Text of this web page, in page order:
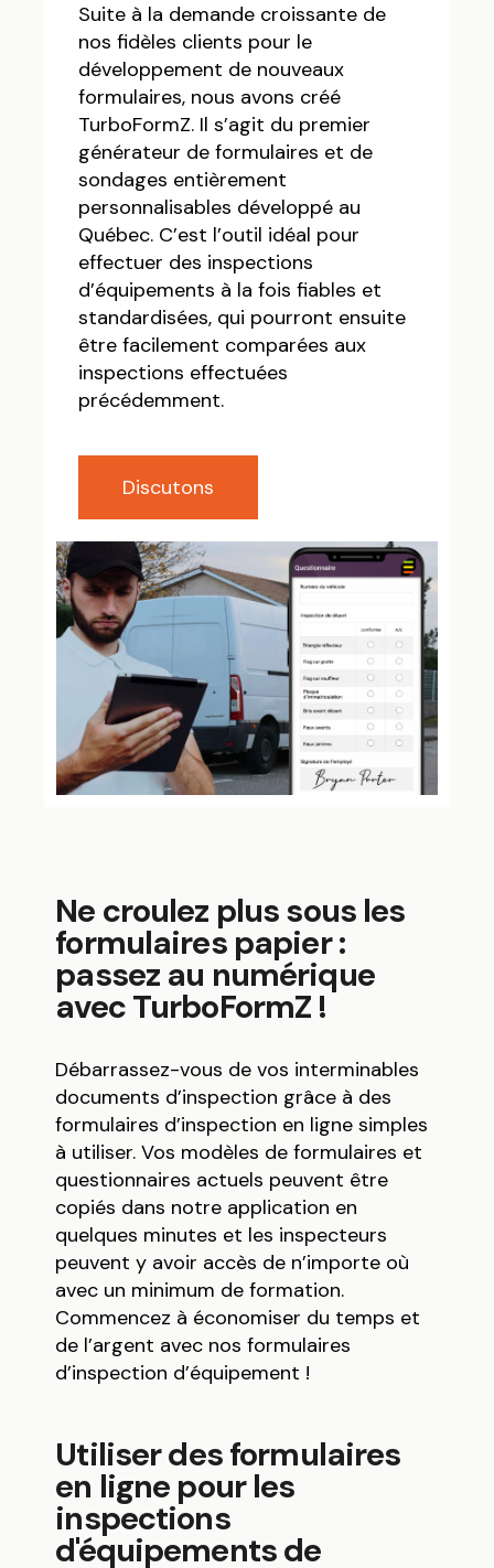
Suite à la demande croissante de
nos fidèles clients pour le
développement de nouveaux
formulaires, nous avons créé
TurboFormZ. Il s’agit du premier
générateur de formulaires et de
sondages entièrement
personnalisables développé au
Québec. C’est l’outil idéal pour
effectuer des inspections
d’équipements à la fois fiables et
standardisées, qui pourront ensuite
être facilement comparées aux
inspections effectuées
précédemment.
Discutons
Ne croulez plus sous les
formulaires papier :
passez au numérique
avec TurboFormZ !
Débarrassez-vous de vos interminables
documents d’inspection grâce à des
formulaires d’inspection en ligne simples
à utiliser. Vos modèles de formulaires et
questionnaires actuels peuvent être
copiés dans notre application en
quelques minutes et les inspecteurs
peuvent y avoir accès de n’importe où
avec un minimum de formation.
Commencez à économiser du temps et
de l’argent avec nos formulaires
d’inspection d’équipement !
Utiliser des formulaires
en ligne pour les
inspections
d'équipements de